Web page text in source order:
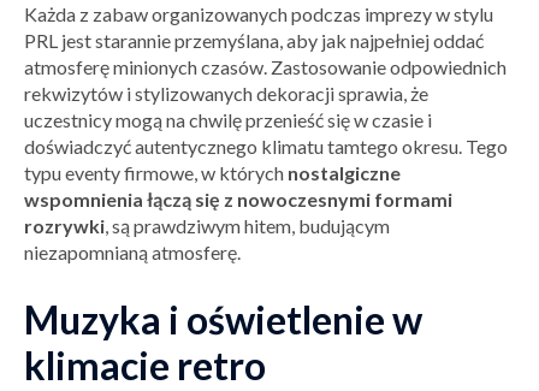
Każda z zabaw organizowanych podczas imprezy w stylu
PRL jest starannie przemyślana, aby jak najpełniej oddać
atmosferę minionych czasów. Zastosowanie odpowiednich
rekwizytów i stylizowanych dekoracji sprawia, że
uczestnicy mogą na chwilę przenieść się w czasie i
doświadczyć autentycznego klimatu tamtego okresu. Tego
typu eventy firmowe, w których nostalgiczne
wspomnienia łączą się z nowoczesnymi formami
rozrywki, są prawdziwym hitem, budującym
niezapomnianą atmosferę.
Muzyka i oświetlenie w
klimacie retro